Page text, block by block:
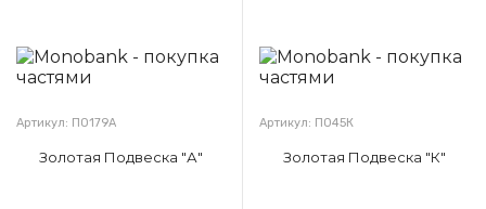
Артикул: П0179А
Золотая Подвеска "А"
Артикул: П045К
Золотая Подвеска "К"